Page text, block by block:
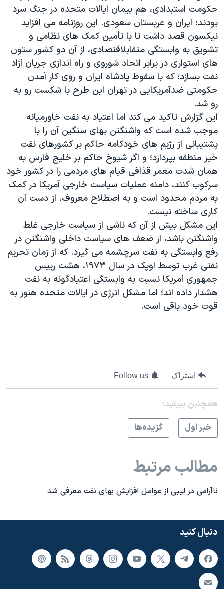
حکومت استبدادی، هم پیمان ایالات متحده در جنگ سرد
بودند: ایران و عربستان سعودی. این روزنامه می افزاید
نیکسون قصد داشت تا با تأمین کمک های نظامی و
تشویق به وابستگی متقابلاقتصادی، از آن دو کشور ستون
های استواری در برابر اتحاد شوروی و راه اندازی جریان آزاد
نفت بسازد؛ که با سقوط پادشاه ایران و روی کار آمدن
حکومتی ضدآمریکایی در تهران این طرح با شکست رو به
رو شد.
این گزارش تاکید می کند اما اعتیاد به نفت خاورمیانه
موجب شده است که واشنگتن بهای سنگین آن را با
پشتیبانی از رژیم های خودکامه حاکم بر کشورهای نفت
خیز منطقه بپردازد؛ و اگر شیوخ حاکم بر خلیج فارس به
همان شدت معمر قذافی قیام های مردمی را در کشور خود
سرکوب کنند، دامنه عملیات سیاست خارجی آمریکا در کمک
به مردم محدود است و به اصطلاح معروف، از دست آن
کاری ساخته نیست.
این مشکل بیش از آن که ناشی از سیاست خارجی غلط
واشنگتن باشد، از ضعف های سیاست داخلی واشنگتن در
رفع وابستگی به نفت سرچشمه می گیرد. که از زمان تحریم
نفتی غرب توسط اوپک در سال ۱۹۷۳، هشت رییس
جمهوری آمریکا نسبت به وابستگی اعتیادگونه به نفت
هشدار داده اند؛ اما مشکل انرژی در ایالات متحده هنوز به
قوت خود باقی است.
اشتراک Follow us
همچنبن ببینید:
خبر اول
گزيده‌ها
مطالب مرتبط
ناآرامی در ليبی از عوامل افزايش بهای نفت معرفی شد
دنبال کنید